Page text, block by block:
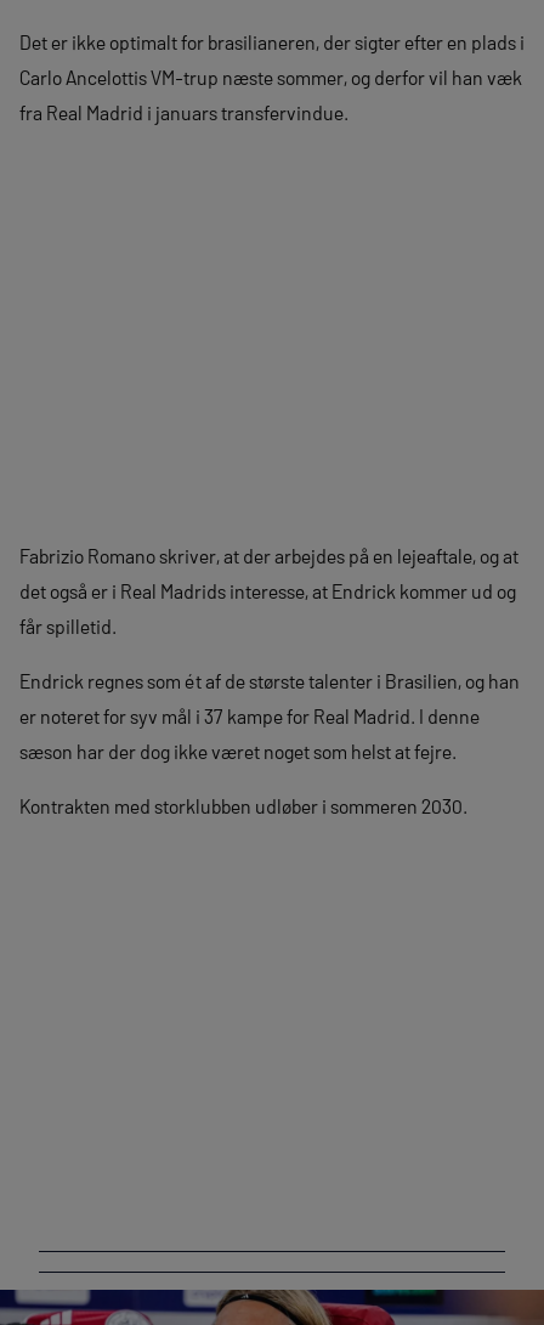
Det er ikke optimalt for brasilianeren, der sigter efter en plads i
Carlo Ancelottis VM-trup næste sommer, og derfor vil han væk
fra Real Madrid i januars transfervindue.
Fabrizio Romano skriver, at der arbejdes på en lejeaftale, og at
det også er i Real Madrids interesse, at Endrick kommer ud og
får spilletid.
Endrick regnes som ét af de største talenter i Brasilien, og han
er noteret for syv mål i 37 kampe for Real Madrid. I denne
sæson har der dog ikke været noget som helst at fejre.
Kontrakten med storklubben udløber i sommeren 2030.